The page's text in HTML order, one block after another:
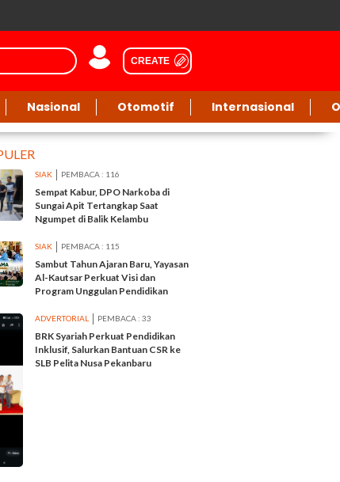
CREATE
Nasional Otomotif Internasional
SIAK PEMBACA : 116
Sempat Kabur, DPO Narkoba di
Sungai Apit Tertangkap Saat
Ngumpet di Balik Kelambu
SIAK PEMBACA : 115
Sambut Tahun Ajaran Baru, Yayasan
Al-Kautsar Perkuat Visi dan
Program Unggulan Pendidikan
ADVERTORIAL PEMBACA : 33
BRK Syariah Perkuat Pendidikan
Inklusif, Salurkan Bantuan CSR ke
SLB Pelita Nusa Pekanbaru